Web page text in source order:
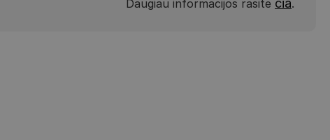
Daugiau informacijos rasite .